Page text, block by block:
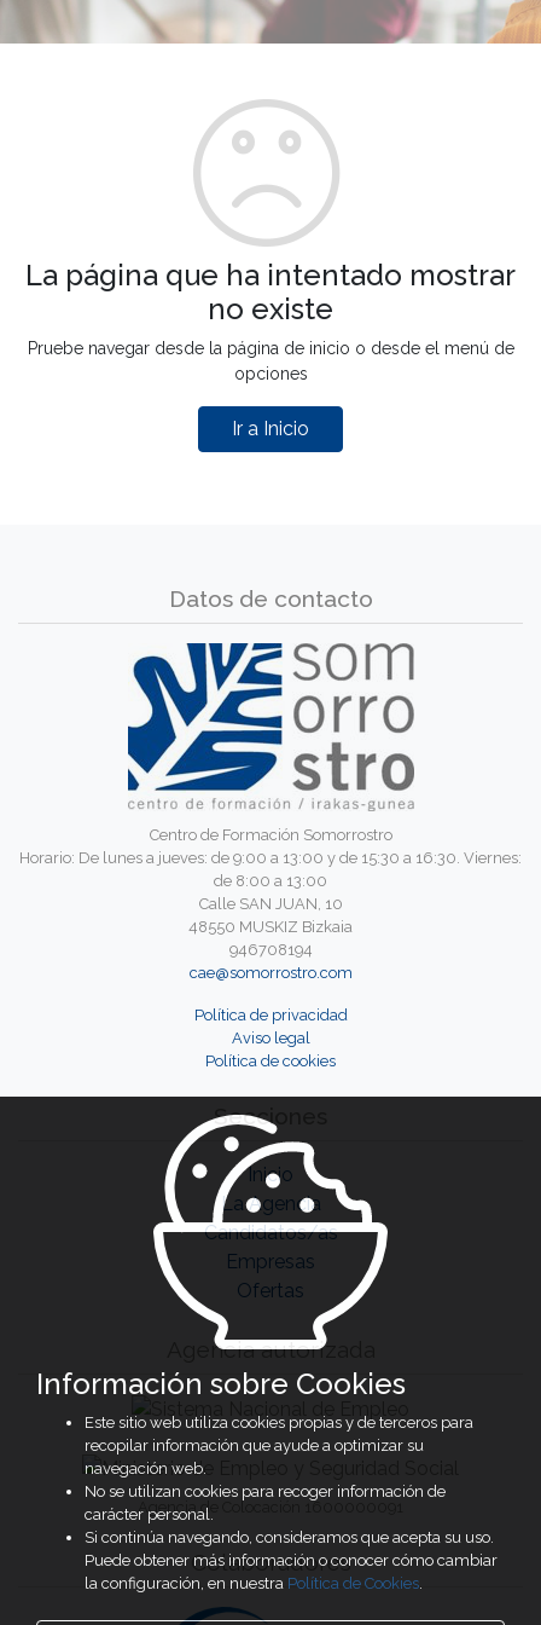
La página que ha intentado mostrar
no existe
Pruebe navegar desde la página de inicio o desde el menú de
opciones
Ir a Inicio
Datos de contacto
Centro de Formación Somorrostro
Horario: De lunes a jueves: de 9:00 a 13:00 y de 15:30 a 16:30. Viernes:
de 8:00 a 13:00
Calle SAN JUAN, 10
48550 MUSKIZ Bizkaia
946708194
cae@somorrostro.com
Política de privacidad
Aviso legal
Política de cookies
Secciones
Inicio
La Agencia
Candidatos/as
Empresas
Ofertas
Agencia autorizada
Agencia de Colocación 1600000091
Colaboradores
Información sobre Cookies
Este sitio web utiliza cookies propias y de terceros para
recopilar información que ayude a optimizar su
navegación web.
No se utilizan cookies para recoger información de
carácter personal.
Si continúa navegando, consideramos que acepta su uso.
Puede obtener más información o conocer cómo cambiar
la configuración, en nuestra Política de Cookies.